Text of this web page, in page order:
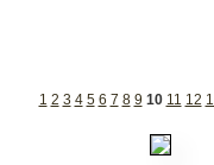
1 2 3 4 5 6 7 8 9 10 11 12